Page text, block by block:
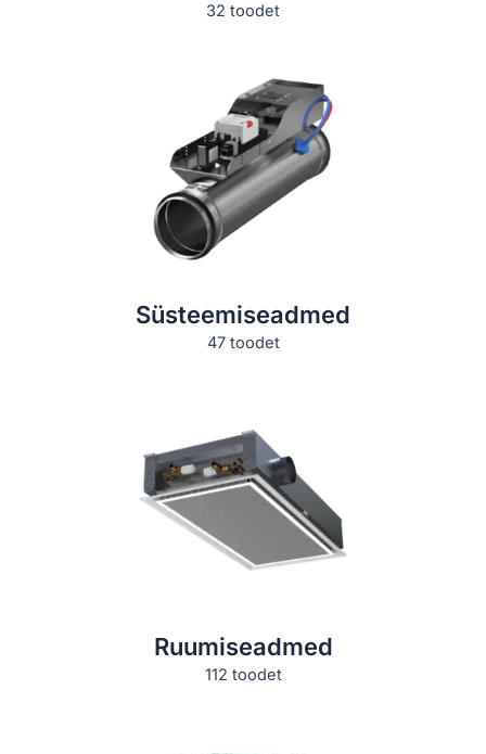
32 toodet
süsteemiseadmed
47 toodet
ruumiseadmed
112 toodet